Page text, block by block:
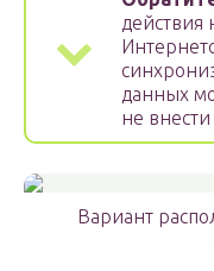
данных
не
Вариант